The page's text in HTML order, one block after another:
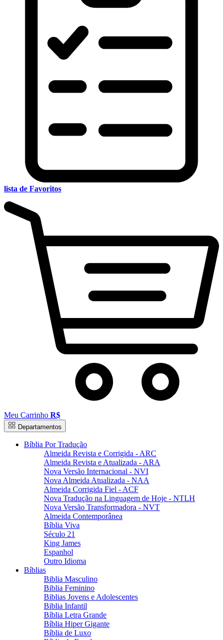
lista de Favoritos
Meu Carrinho R$
Departamentos
Bíblia Por Tradução
Almeida Revista e Corrigida - ARC
Almeida Revista e Atualizada - ARA
Nova Versão Internacional - NVI
Nova Almeida Atualizada - NAA
Almeida Corrigida Fiel - ACF
Nova Tradução na Linguagem de Hoje - NTLH
Nova Versão Transformadora - NVT
Almeida Contemporânea
Bíblia Viva
Século 21
King James
Espanhol
Outro Idioma
Bíblias
Biblia Masculino
Biblia Feminino
Biblias Jovens e Adolescentes
Biblia Infantil
Bíblia Letra Grande
Bíblia Hiper Gigante
Bíblia de Luxo